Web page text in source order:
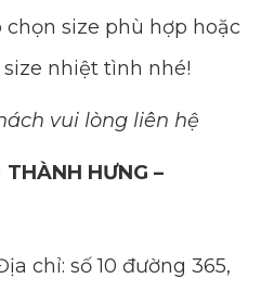
size phù hợp hoặc
nhiệt tình nhé!
vui lòng liên hệ
HƯNG –
chỉ: số 10 đường 365,